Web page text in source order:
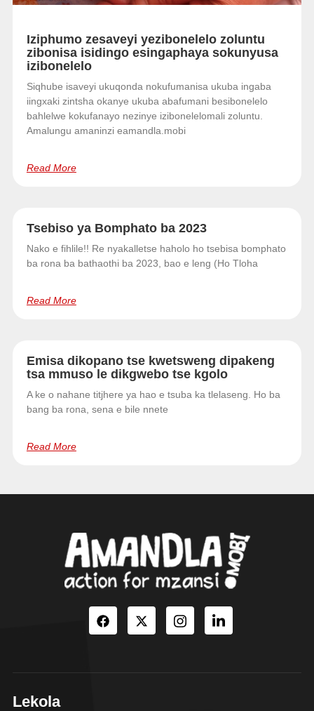
Iziphumo zesaveyi yezibonelelo zoluntu
zibonisa isidingo esingaphaya sokunyusa
izibonelelo
Siqhube isaveyi ukuqonda nokufumanisa ukuba ingaba
iingxaki zintsha okanye ukuba abafumani besibonelelo
bahlelwe kokufanayo nezinye izibonelelomali zoluntu.
Amalungu amaninzi eamandla.mobi
Read More
Tsebiso ya Bomphato ba 2023
Nako e fihlile!! Re nyakalletse haholo ho tsebisa bomphato
ba rona ba bathaothi ba 2023, bao e leng (Ho Tloha
Read More
Emisa dikopano tse kwetsweng dipakeng
tsa mmuso le dikgwebo tse kgolo
A ke o nahane titjhere ya hao e tsuba ka tlelaseng. Ho ba
bang ba rona, sena e bile nnete
Read More
Lekola